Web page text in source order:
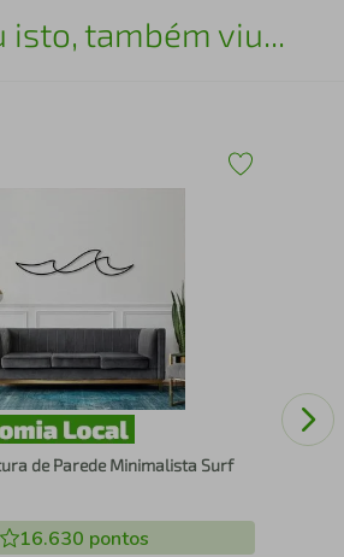
isto, também viu...
de Parede Minimalista Surf
16.630 pontos